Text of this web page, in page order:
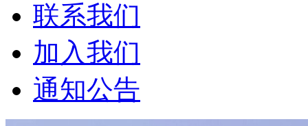
联系我们
加入我们
通知公告